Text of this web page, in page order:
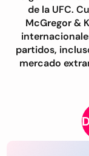
de la UFC.
McGregor &
partidos,
mercado